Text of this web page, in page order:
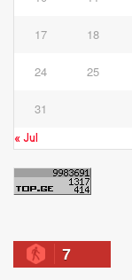
17 18
24 25
31
« Jul
7